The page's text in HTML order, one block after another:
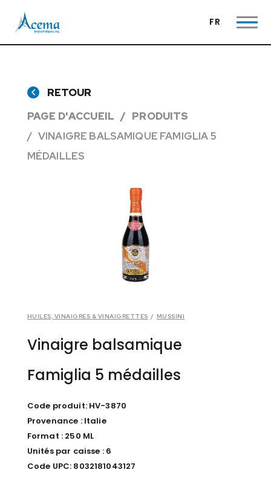
FR
RETOUR
PAGE D'ACCUEIL
PRODUITS
VINAIGRE BALSAMIQUE FAMIGLIA 5
MÉDAILLES
HUILES, VINAIGRES & VINAIGRETTES / MUSSINI
Vinaigre balsamique
Famiglia 5 médailles
Code produit: HV-3870
Provenance : Italie
Format : 250 ML
Unités par caisse : 6
Code UPC: 8032181043127